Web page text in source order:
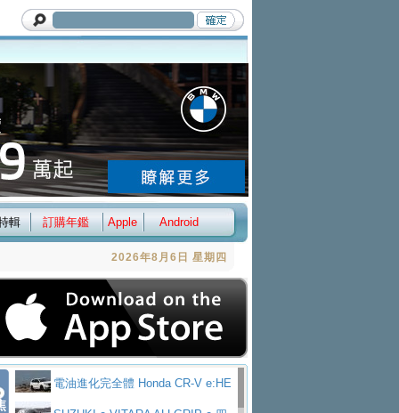
輯 訂購年鑑 Apple Android
2026年8月6日 星期四
電油進化完全體 Honda CR-V e:HE